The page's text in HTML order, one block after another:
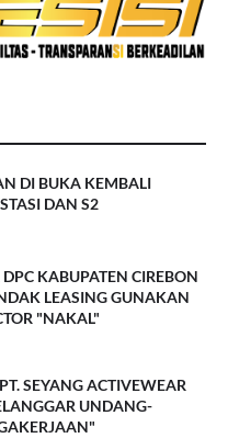
DI BUKA KEMBALI
DAN S2
KABUPATEN CIREBON
LEASING GUNAKAN
"NAKAL"
SEYANG ACTIVEWEAR
UNDANG-